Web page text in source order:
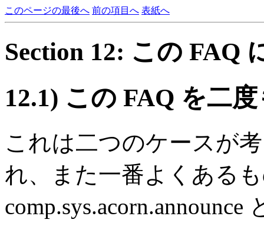
このページの最後へ 前の項目へ 表紙へ
Section 12: この FAQ
12.1) この FAQ を二
これは二つのケースが
れ、また一番よくある
comp.sys.acorn.announce